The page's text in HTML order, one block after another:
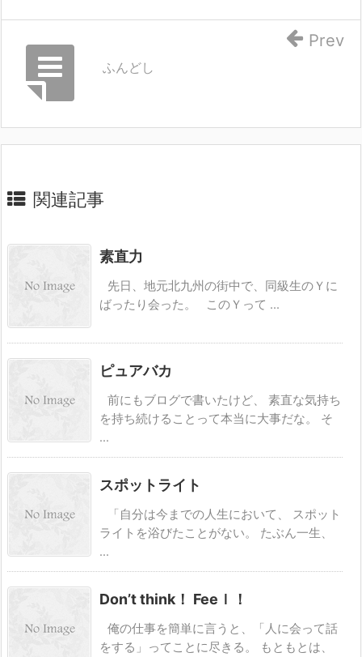
ふんどし
Prev
関連記事
素直力
先日、地元北九州の街中で、同級生のＹに
ばったり会った。 このＹって ...
ピュアバカ
前にもブログで書いたけど、 素直な気持ち
を持ち続けることって本当に大事だな。 そ
...
スポットライト
「自分は今までの人生において、 スポット
ライトを浴びたことがない。 たぶん一生、
...
Don’t think！ Feeｌ！
俺の仕事を簡単に言うと、「人に会って話
をする」ってことに尽きる。 もともとは、